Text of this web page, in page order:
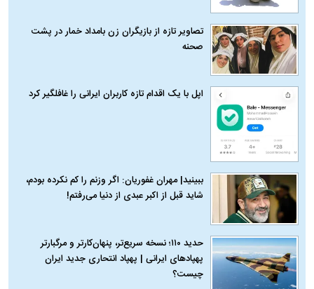
تصاویر تازه از بازیگران زن بامداد خمار در پشت
صحنه
اپل با یک اقدام تازه کاربران ایرانی را غافلگیر کرد
ببینید| مهران غفوریان: اگر وزنم را کم نکرده بودم،
شاید قبل از اکبر عبدی از دنیا می‌رفتم!
حدید ۱۱۰؛ نسخه سریع‌تر، پنهان‌کارتر و مرگبارتر
پهپادهای ایرانی | پهپاد انتحاری جدید ایران
چیست؟